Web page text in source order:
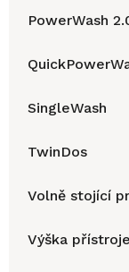
PowerWash
SingleWash
TwinDos
Volně stojící
Výška